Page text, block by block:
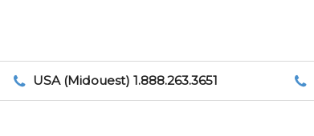
USA (Midouest) 1.888.263.3651